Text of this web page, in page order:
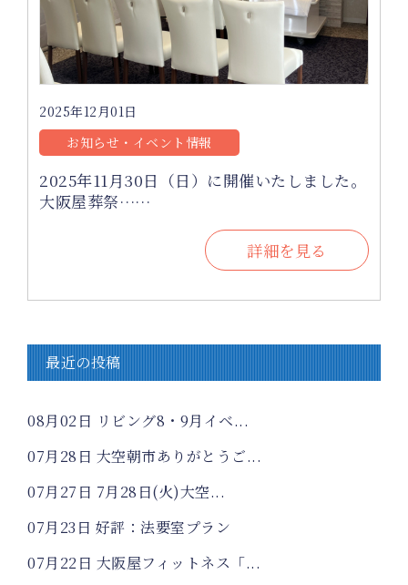
2025年12月01日
お知らせ・イベント情報
2025年11月30日（日）に開催いたしました。
大阪屋葬祭……
詳細を見る
最近の投稿
08月02日 リビング8・9月イベ...
07月28日 大空朝市ありがとうご...
07月27日 7月28日(火)大空...
07月23日 好評：法要室プラン
07月22日 大阪屋フィットネス「...